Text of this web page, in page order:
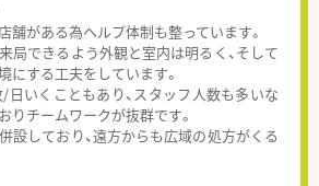
がある為ヘルプ体制も整っています。
局できるよう外観と室内は明るく、そして
にする工夫をしています。
いくこともあり、スタッフ人数も多いな
りチームワークが抜群です。
設しており、遠方からも広域の処方がくる